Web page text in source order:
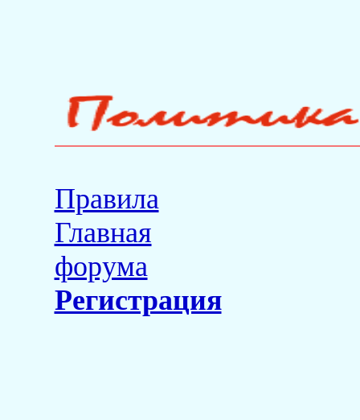
Правила
Главная
форума
Регистрация